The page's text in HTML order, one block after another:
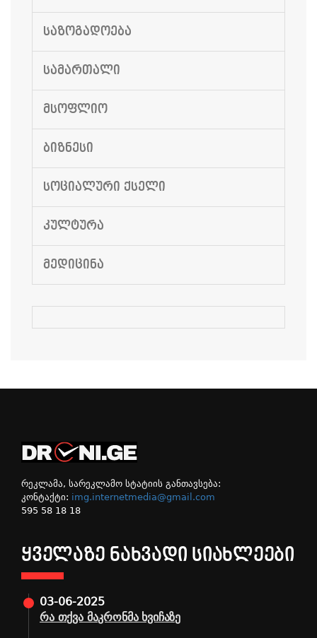
ᲡᲐᲖᲝᲒᲐᲓᲝᲔᲑᲐ
ᲡᲐᲛᲐᲠᲗᲐᲚᲘ
ᲛᲡᲝᲤᲚᲘᲝ
ᲑᲘᲖᲜᲔᲡᲘ
ᲡᲝᲪᲘᲐᲚᲣᲠᲘ ᲥᲡᲔᲚᲘ
ᲙᲣᲚᲢᲣᲠᲐ
ᲛᲔᲓᲘᲪᲘᲜᲐ
რეკლამა, სარეკლამო სტატიის განთავსება:
კონტაქტი: img.internetmedia@gmail.com
595 58 18 18
ᲧᲕᲔᲚᲐᲖᲔ ᲜᲐᲮᲕᲐᲓᲘ ᲡᲘᲐᲮᲚᲔᲔᲑᲘ
03-06-2025
რა თქვა მაკრონმა ხვიჩაზე